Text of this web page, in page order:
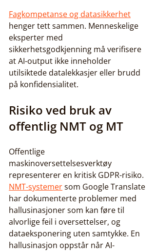
Fagkompetanse og datasikkerhet
henger tett sammen. Menneskelige
eksperter med
sikkerhetsgodkjenning må verifisere
at AI-output ikke inneholder
utilsiktede datalekkasjer eller brudd
på konfidensialitet.
Risiko ved bruk av
offentlig NMT og MT
Offentlige
maskinoversettelsesverktøy
representerer en kritisk GDPR-risiko.
NMT-systemer som Google Translate
har dokumenterte problemer med
hallusinasjoner som kan føre til
alvorlige feil i oversettelser, og
dataeksponering uten samtykke. En
hallusinasjon oppstår når AI-